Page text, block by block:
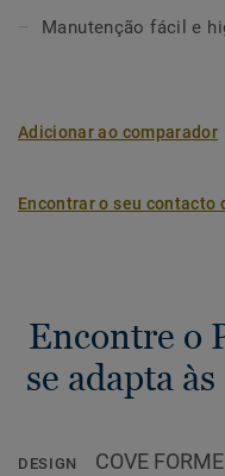
Manutenção fácil e
Adicionar ao comparador
Encontrar o seu contacto
Encontre o
se adapta
DESIGN COVE